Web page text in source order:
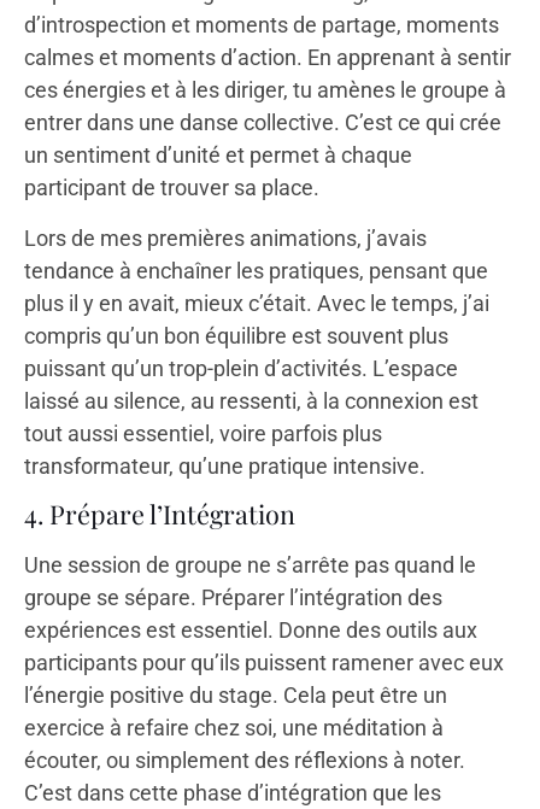
d’introspection et moments de partage, moments
calmes et moments d’action. En apprenant à sentir
ces énergies et à les diriger, tu amènes le groupe à
entrer dans une danse collective. C’est ce qui crée
un sentiment d’unité et permet à chaque
participant de trouver sa place.
Lors de mes premières animations, j’avais
tendance à enchaîner les pratiques, pensant que
plus il y en avait, mieux c’était. Avec le temps, j’ai
compris qu’un bon équilibre est souvent plus
puissant qu’un trop-plein d’activités. L’espace
laissé au silence, au ressenti, à la connexion est
tout aussi essentiel, voire parfois plus
transformateur, qu’une pratique intensive.
4. Prépare l’Intégration
Une session de groupe ne s’arrête pas quand le
groupe se sépare. Préparer l’intégration des
expériences est essentiel. Donne des outils aux
participants pour qu’ils puissent ramener avec eux
l’énergie positive du stage. Cela peut être un
exercice à refaire chez soi, une méditation à
écouter, ou simplement des réflexions à noter.
C’est dans cette phase d’intégration que les